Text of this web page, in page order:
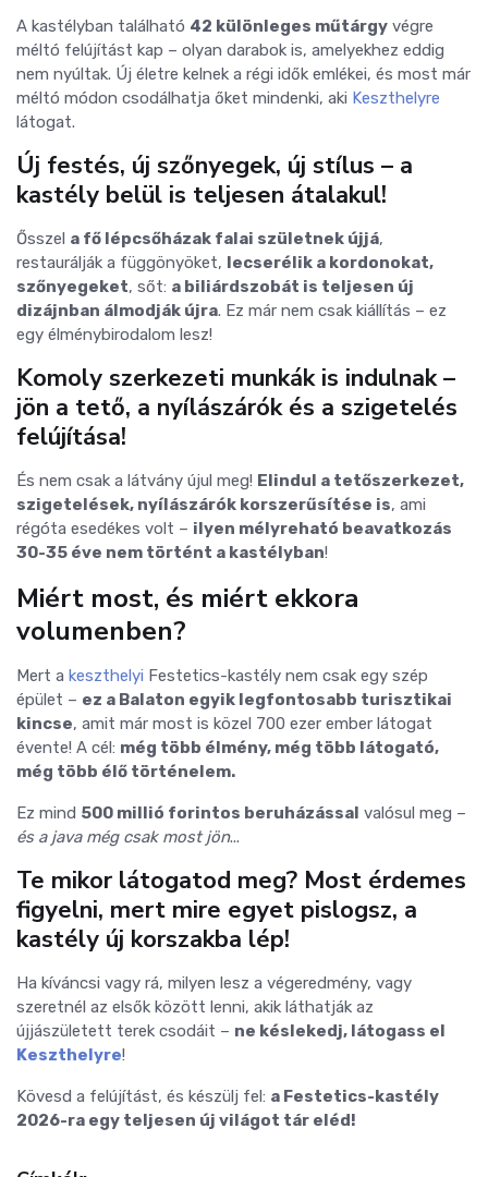
A kastélyban található 42 különleges műtárgy végre
méltó felújítást kap – olyan darabok is, amelyekhez eddig
nem nyúltak. Új életre kelnek a régi idők emlékei, és most már
méltó módon csodálhatja őket mindenki, aki Keszthelyre
látogat.
Új festés, új szőnyegek, új stílus – a
kastély belül is teljesen átalakul!
Ősszel a fő lépcsőházak falai születnek újjá,
restaurálják a függönyöket, lecserélik a kordonokat,
szőnyegeket, sőt: a biliárdszobát is teljesen új
dizájnban álmodják újra. Ez már nem csak kiállítás – ez
egy élménybirodalom lesz!
Komoly szerkezeti munkák is indulnak –
jön a tető, a nyílászárók és a szigetelés
felújítása!
És nem csak a látvány újul meg! Elindul a tetőszerkezet,
szigetelések, nyílászárók korszerűsítése is, ami
régóta esedékes volt – ilyen mélyreható beavatkozás
30-35 éve nem történt a kastélyban!
Miért most, és miért ekkora
volumenben?
Mert a keszthelyi Festetics-kastély nem csak egy szép
épület – ez a Balaton egyik legfontosabb turisztikai
kincse, amit már most is közel 700 ezer ember látogat
évente! A cél: még több élmény, még több látogató,
még több élő történelem.
Ez mind 500 millió forintos beruházással valósul meg –
és a java még csak most jön...
Te mikor látogatod meg? Most érdemes
figyelni, mert mire egyet pislogsz, a
kastély új korszakba lép!
Ha kíváncsi vagy rá, milyen lesz a végeredmény, vagy
szeretnél az elsők között lenni, akik láthatják az
újjászületett terek csodáit – ne késlekedj, látogass el
Keszthelyre!
Kövesd a felújítást, és készülj fel: a Festetics-kastély
2026-ra egy teljesen új világot tár eléd!